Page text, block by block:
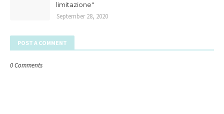
limitazione"
September 28, 2020
POST A COMMENT
0 Comments